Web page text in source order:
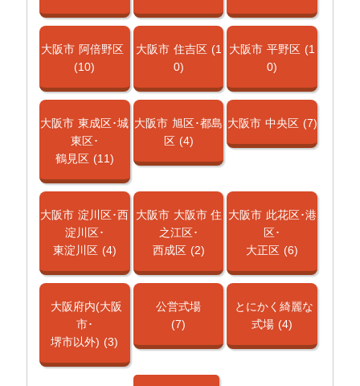
大阪市 阿倍野区
(10)
大阪市 住吉区 (1
0)
大阪市 平野区 (1
0)
大阪市 東成区･城
東区･
鶴見区 (11)
大阪市 旭区･都島
区 (4)
大阪市 中央区 (7)
大阪市 淀川区･西
淀川区･
東淀川区 (4)
大阪市 大阪市 住
之江区･
西成区 (2)
大阪市 此花区･港
区･
大正区 (6)
大阪府内(大阪
市･
堺市以外) (3)
公営式場
(7)
とにかく綺麗な
式場 (4)